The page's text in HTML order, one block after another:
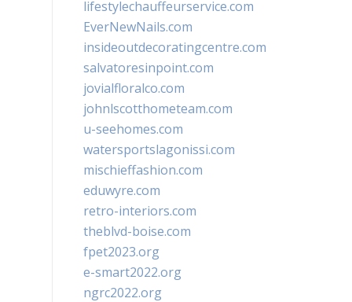
lifestylechauffeurservice.com
EverNewNails.com
insideoutdecoratingcentre.com
salvatoresinpoint.com
jovialfloralco.com
johnlscotthometeam.com
u-seehomes.com
watersportslagonissi.com
mischieffashion.com
eduwyre.com
retro-interiors.com
theblvd-boise.com
fpet2023.org
e-smart2022.org
ngrc2022.org